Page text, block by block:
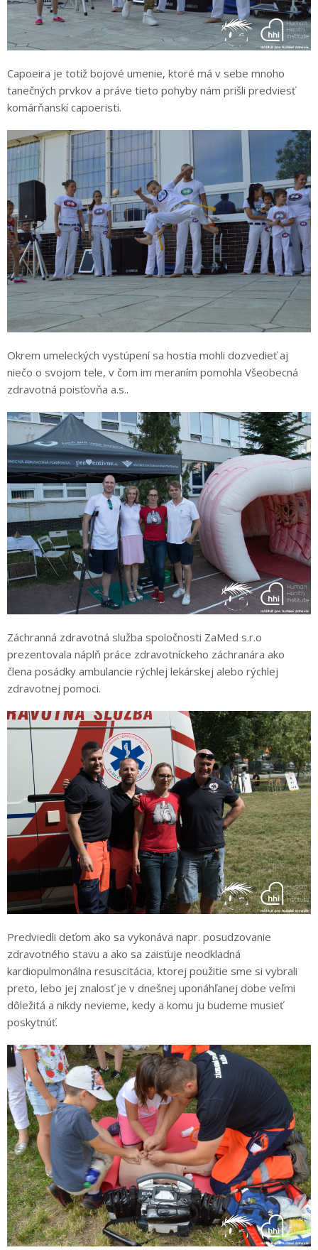
Capoeira je totiž bojové umenie, ktoré má v sebe mnoho
tanečných prvkov a práve tieto pohyby nám prišli predviesť
komárňanskí capoeristi.
Okrem umeleckých vystúpení sa hostia mohli dozvedieť aj
niečo o svojom tele, v čom im meraním pomohla Všeobecná
zdravotná poisťovňa a.s..
Záchranná zdravotná služba spoločnosti ZaMed s.r.o
prezentovala náplň práce zdravotníckeho záchranára ako
člena posádky ambulancie rýchlej lekárskej alebo rýchlej
zdravotnej pomoci.
Predviedli deťom ako sa vykonáva napr. posudzovanie
zdravotného stavu a ako sa zaisťuje neodkladná
kardiopulmonálna resuscitácia, ktorej použitie sme si vybrali
preto, lebo jej znalosť je v dnešnej uponáhľanej dobe veľmi
dôležitá a nikdy nevieme, kedy a komu ju budeme musieť
poskytnúť.